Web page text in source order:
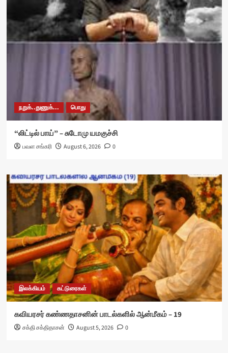
நறுக்..துணுக்... பொது
“லிட்டில் பாய்” – சுடோமு யமகுச்சி
பவள சங்கரி August 6, 2026 0
இலக்கியம் கட்டுரைகள்
கவியரசர் கண்ணதாசனின் பாடல்களில் ஆன்மீகம் – 19
சக்தி சக்திதாசன் August 5, 2026 0